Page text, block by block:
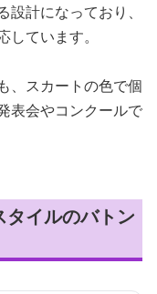
計になっており、
ています。
、スカートの色で個
表会やコンクールで
イルのバトン